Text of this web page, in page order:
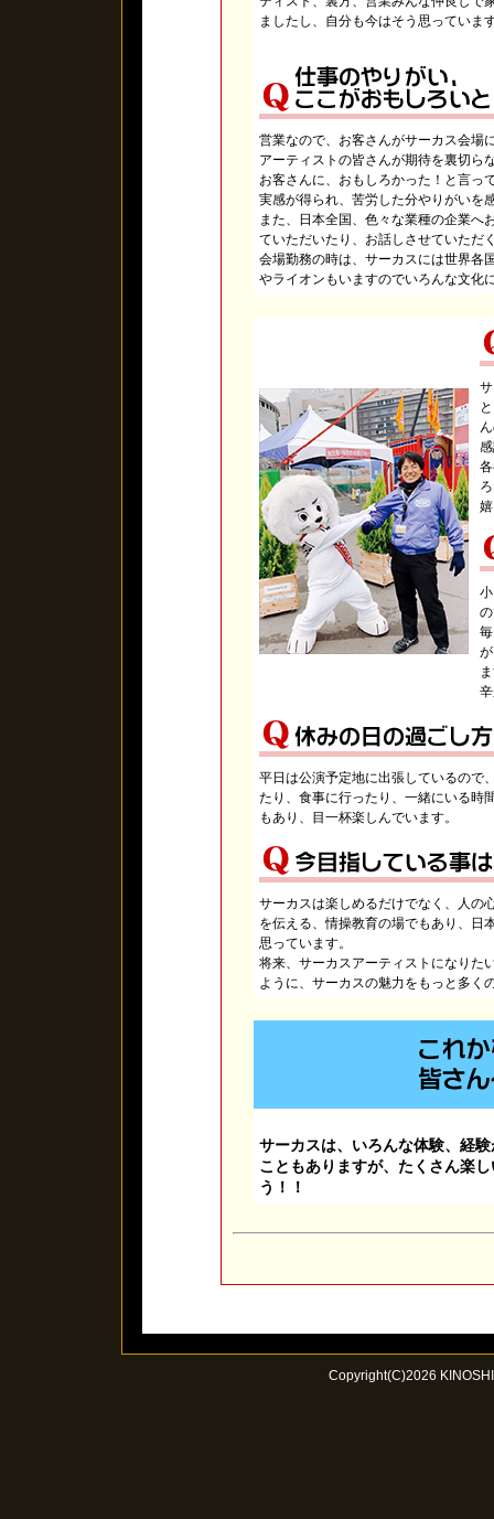
ましたし、自分も今はそう思っていま
営業なので、お客さんがサーカス会場
アーティストの皆さんが期待を裏切ら
お客さんに、おもしろかった！と言っ
実感が得られ、苦労した分やりがいを
また、日本全国、色々な業種の企業へ
ていただいたり、お話しさせていただ
会場勤務の時は、サーカスには世界各
やライオンもいますのでいろんな文化
平日は公演予定地に出張しているので
たり、食事に行ったり、一緒にいる時
もあり、目一杯楽しんでいます。
サーカスは楽しめるだけでなく、人の
を伝える、情操教育の場でもあり、日
思っています。
将来、サーカスアーティストになりた
ように、サーカスの魅力をもっと多く
サーカスは、いろんな体験、経
こともありますが、たくさん楽
う！！
Copyright(C)2026